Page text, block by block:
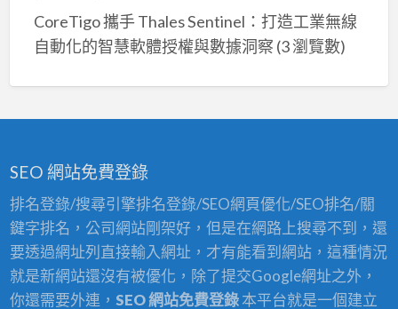
CoreTigo 攜手 Thales Sentinel：打造工業無線
自動化的智慧軟體授權與數據洞察 (3 瀏覽數)
SEO 網站免費登錄
排名登錄/搜尋引擎排名登錄/SEO網頁優化/SEO排名/關
鍵字排名，公司網站剛架好，但是在網路上搜尋不到，還
要透過網址列直接輸入網址，才有能看到網站，這種情況
就是新網站還沒有被優化，除了提交Google網址之外，
你還需要外連， SEO 網站免費登錄本平台就是一個建立